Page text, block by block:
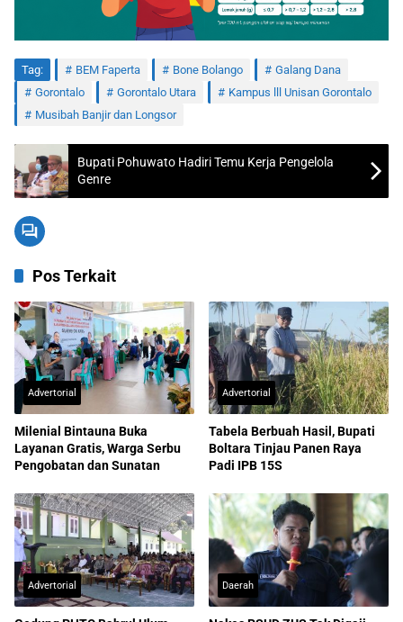
Tag: BEM Faperta Bone Bolango
Galang Dana
Gorontalo
Gorontalo Utara
Kampus lll Unisan Gorontalo
Musibah Banjir dan Longsor
Bupati Pohuwato Hadiri Temu Kerja Pengelola
Genre
Pos Terkait
Advertorial
Milenial Bintauna Buka
Layanan Gratis, Warga Serbu
Pengobatan dan Sunatan
Advertorial
Tabela Berbuah Hasil, Bupati
Boltara Tinjau Panen Raya
Padi IPB 15S
Advertorial Daerah